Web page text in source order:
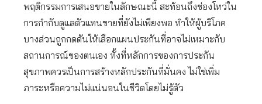
พฤติกรรมการเสนอขายในลักษณะนี้ สะท้อนถึงช่องโหว่ใน
การกำกับดูแลตัวแทนขายที่ยังไม่เพียงพอ ทำให้ผู้บริโภค
บางส่วนถูกกดดันให้เลือกแผนประกันที่อาจไม่เหมาะกับ
สถานการณ์ของตนเอง ทั้งที่หลักการของการประกัน
สุขภาพควรเป็นการสร้างหลักประกันที่มั่นคง ไม่ใช่เพิ่ม
ภาระหรือความไม่แน่นอนในชีวิตโดยไม่รู้ตัว